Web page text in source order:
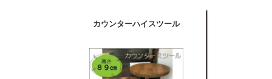
カウンターハイスツール